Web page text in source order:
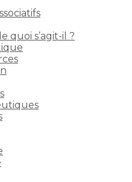
quoi s’agit-il ?